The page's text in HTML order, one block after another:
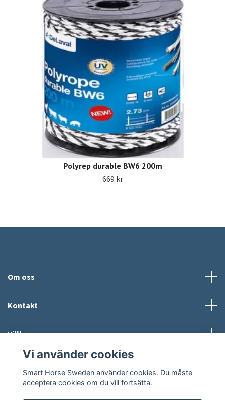
Polyrep durable BW6 200m
669 kr
Om oss
Kontakt
Villkor
Sociala medier
Vi använder cookies
Smart Horse Sweden använder cookies. Du måste
acceptera cookies om du vill fortsätta.